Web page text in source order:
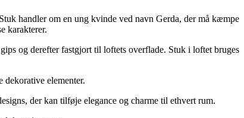
handler om en ung kvinde ved navn Gerda, der må kæmpe
karakterer.
og derefter fastgjort til loftets overflade. Stuk i loftet bruges
elementer.
der kan tilføje elegance og charme til ethvert rum.